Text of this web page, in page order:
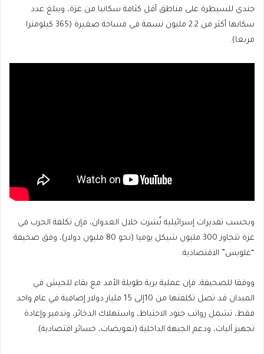
جندي للسيطرة على مناطق أقل كثافة سكانيا من غزة، ويبلغ عدد
سكانها أكثر من 2.2 مليون نسمة في مساحة صغيرة (365 كيلومترا
مربعا).
وبحسب تقديرات إسرائيلية نُشرت خلال العدوان، فإن تكلفة الحرب في
غزة تتجاوز 300 مليون شيكل يوميا (نحو 80 مليون دولار)، وفق صحيفة
“غلوبس” الاقتصادية.
ووفقا للصحيفة، فإن عملية برية طويلة الأمد مع بقاء للجيش في
الميدان قد تصل تكلفتها من 10إلى 15 مليار دولار إضافية في عام واحد
فقط، تشمل رواتب جنود الاحتياط، واستهلاك الذخائر، وتدمير وإعادة
تجهيز آليات، ودعم الجبهة الداخلية (تعويضات، خسائر اقتصادية).